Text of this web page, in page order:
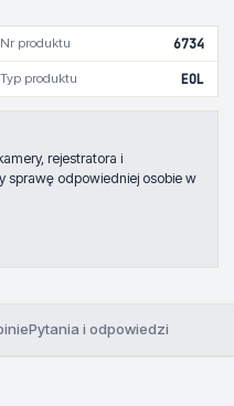
Nr produktu 6734
Typ produktu EOL
rejestratora i
sprawę odpowiedniej osobie w
Pytania i odpowiedzi